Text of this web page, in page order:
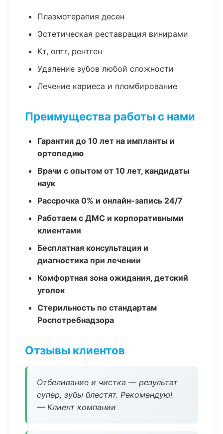
Плазмотерапия десен
Эстетическая реставрация винирами
Кт, оптг, рентген
Удаление зубов любой сложности
Лечение кариеса и пломбирование
Преимущества работы с нами
Гарантия до 10 лет на импланты и
ортопедию
Врачи с опытом от 10 лет, кандидаты
наук
Рассрочка 0% и онлайн-запись 24/7
Работаем с ДМС и корпоративными
клиентами
Бесплатная консультация и
диагностика при лечении
Комфортная зона ожидания, детский
уголок
Стерильность по стандартам
Роспотребнадзора
Отзывы клиентов
Отбеливание и чистка — результат
супер, зубы блестят. Рекомендую!
— Клиент компании